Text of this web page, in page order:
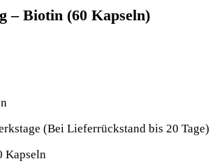
– Biotin (60 Kapseln)
(Bei Lieferrückstand bis 20 Tage)
Kapseln